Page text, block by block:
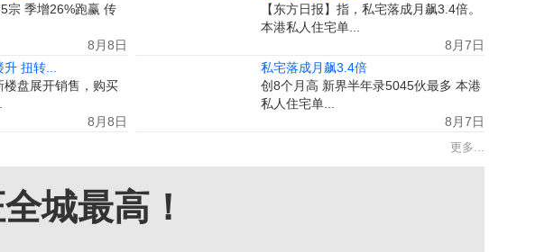
宗 季增26%跑赢 传
8月8日
扭转...
楼盘展开销售，购买
8月8日
【东方日报】指，私宅落成月飙3.4倍。
本港私人住宅单...
8月7日
私宅落成月飙3.4倍
创8个月高 新界半年录5045伙最多 本港
私人住宅单...
8月7日
更多...
城最高！